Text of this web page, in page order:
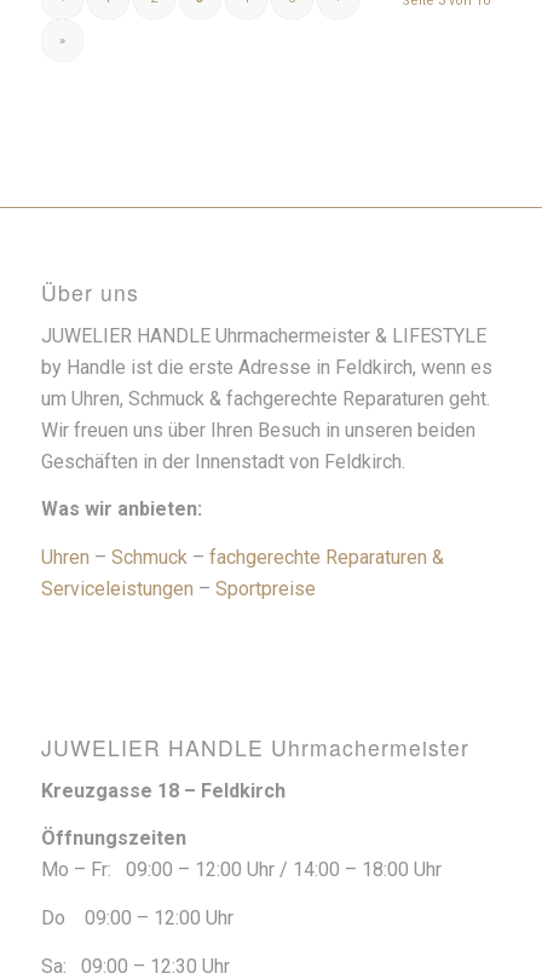
»
Über uns
JUWELIER HANDLE Uhrmachermeister & LIFESTYLE
by Handle ist die erste Adresse in Feldkirch, wenn es
um Uhren, Schmuck & fachgerechte Reparaturen geht.
Wir freuen uns über Ihren Besuch in unseren beiden
Geschäften in der Innenstadt von Feldkirch.
Was wir anbieten:
Uhren – Schmuck – fachgerechte Reparaturen &
Serviceleistungen – Sportpreise
JUWELIER HANDLE Uhrmachermeister
Kreuzgasse 18 – Feldkirch
Öffnungszeiten
Mo – Fr: 09:00 – 12:00 Uhr / 14:00 – 18:00 Uhr
Do 09:00 – 12:00 Uhr
Sa: 09:00 – 12:30 Uhr